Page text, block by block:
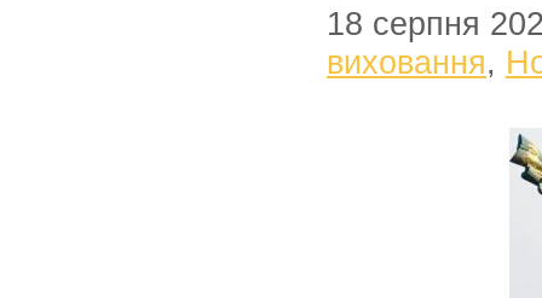
18 серпня
виховання,